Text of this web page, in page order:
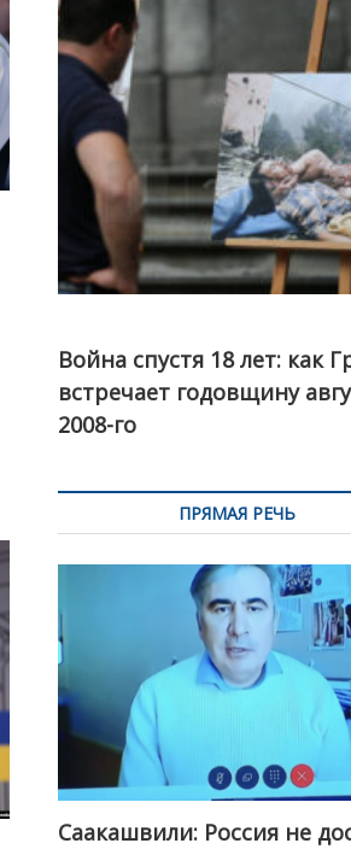
канал
Война спустя 18 лет: как
встречает годовщину
2008-го
ПРЯМАЯ РЕЧЬ
Саакашвили: Россия не